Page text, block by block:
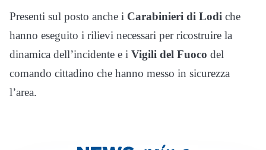
Presenti sul posto anche i Carabinieri di Lodi che
hanno eseguito i rilievi necessari per ricostruire la
dinamica dell’incidente e i Vigili del Fuoco del
comando cittadino che hanno messo in sicurezza
l’area.